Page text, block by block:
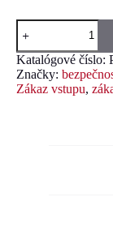
Katalógové číslo:
Značky:
Zákaz vstupu,